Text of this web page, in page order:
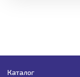
Каталог